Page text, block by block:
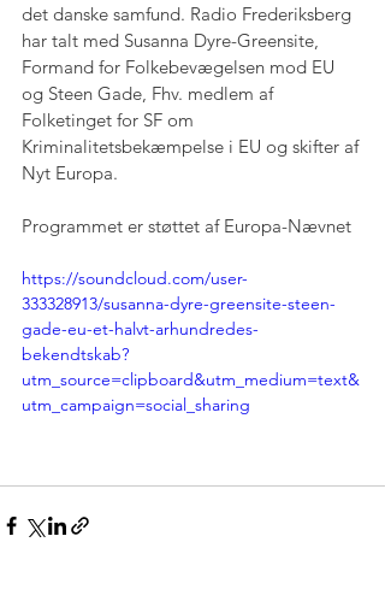
det danske samfund. Radio Frederiksberg
har talt med Susanna Dyre-Greensite,
Formand for Folkebevægelsen mod EU
og Steen Gade, Fhv. medlem af
Folketinget for SF om
Kriminalitetsbekæmpelse i EU og skifter af
Nyt Europa.
Programmet er støttet af Europa-Nævnet
https://soundcloud.com/user-
333328913/susanna-dyre-greensite-steen-
gade-eu-et-halvt-arhundredes-
bekendtskab?
utm_source=clipboard&utm_medium=text&
utm_campaign=social_sharing